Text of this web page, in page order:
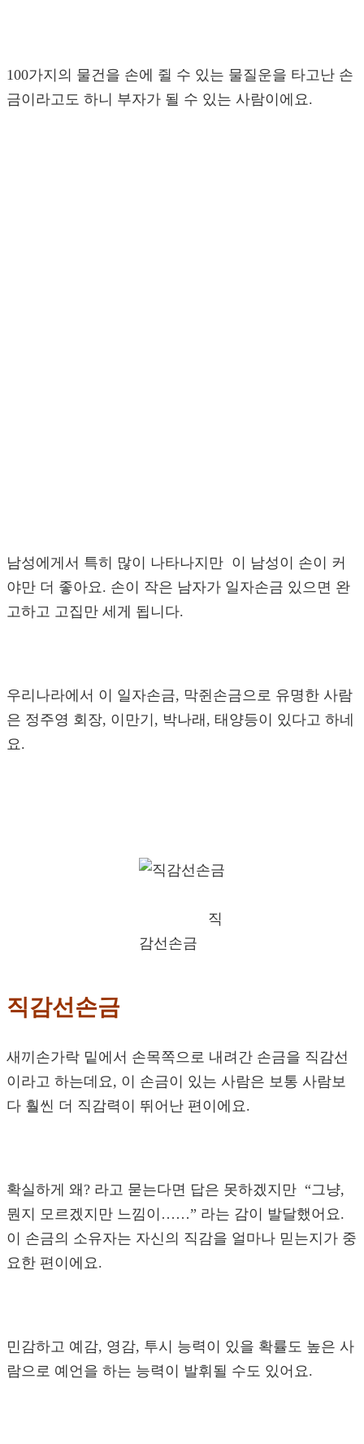
100가지의 물건을 손에 쥘 수 있는 물질운을 타고난 손
금이라고도 하니 부자가 될 수 있는 사람이에요.
남성에게서 특히 많이 나타나지만 이 남성이 손이 커
야만 더 좋아요. 손이 작은 남자가 일자손금 있으면 완
고하고 고집만 세게 됩니다.
우리나라에서 이 일자손금, 막쥔손금으로 유명한 사람
은 정주영 회장, 이만기, 박나래, 태양등이 있다고 하네
요.
직
감선손금
직감선손금
새끼손가락 밑에서 손목쪽으로 내려간 손금을 직감선
이라고 하는데요, 이 손금이 있는 사람은 보통 사람보
다 훨씬 더 직감력이 뛰어난 편이에요.
확실하게 왜? 라고 묻는다면 답은 못하겠지만 “그냥,
뭔지 모르겠지만 느낌이……” 라는 감이 발달했어요.
이 손금의 소유자는 자신의 직감을 얼마나 믿는지가 중
요한 편이에요.
민감하고 예감, 영감, 투시 능력이 있을 확률도 높은 사
람으로 예언을 하는 능력이 발휘될 수도 있어요.